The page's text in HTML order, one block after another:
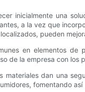
inicialmente una
a la vez que
pueden
en elementos de
de la empresa con los
dan una
fomentando